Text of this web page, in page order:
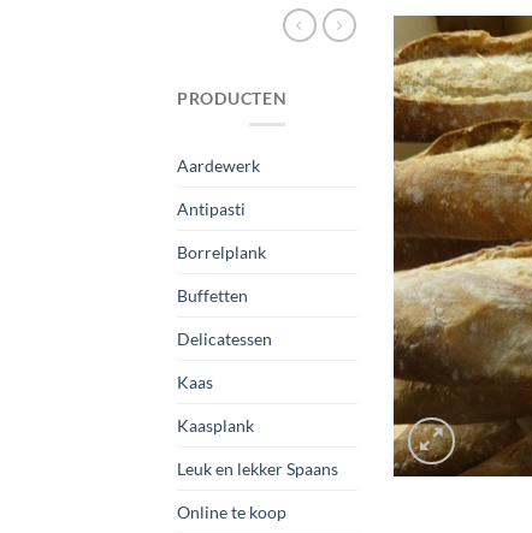
PRODUCTEN
Aardewerk
Antipasti
Borrelplank
Buffetten
Delicatessen
Kaas
Kaasplank
Leuk en lekker Spaans
Online te koop